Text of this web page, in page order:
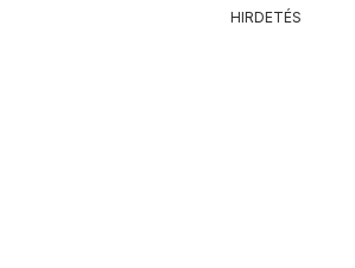
HIRDETÉS